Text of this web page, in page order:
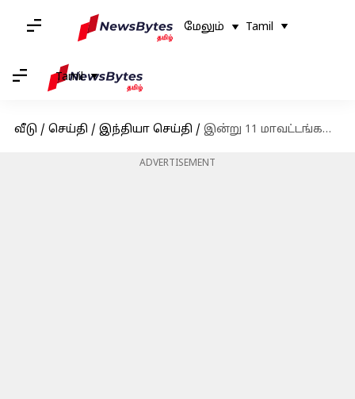
மேலும் Tamil
Tamil
வீடு / செய்தி / இந்தியா செய்தி / இன்று 11 மாவட்டங்களில் கனமழைக்கு வாய்ப்பு: வானிலை ஆய்வு மையம் அறிவிப்பு
ADVERTISEMENT